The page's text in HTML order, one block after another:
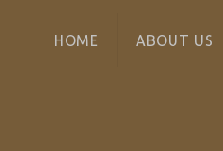
HOME ABOUT US